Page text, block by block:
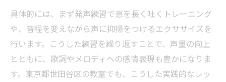
具体的には、まず発声練習で息を長く吐くトレーニング
や、音程を変えながら声に抑揚をつけるエクササイズを
行います。こうした練習を繰り返すことで、声量の向上
とともに、歌詞やメロディへの感情表現も豊かになりま
す。東京都世田谷区の教室でも、こうした実践的なレッ